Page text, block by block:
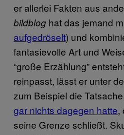
er allerlei Fakten aus
bildblog hat das jemand
aufgedröselt) und
fantasievolle Art und
“große Erzählung”
reinpasst, lässt er unter
zum Beispiel die
gar nichts dagegen hatte,
seine Grenze schließt.